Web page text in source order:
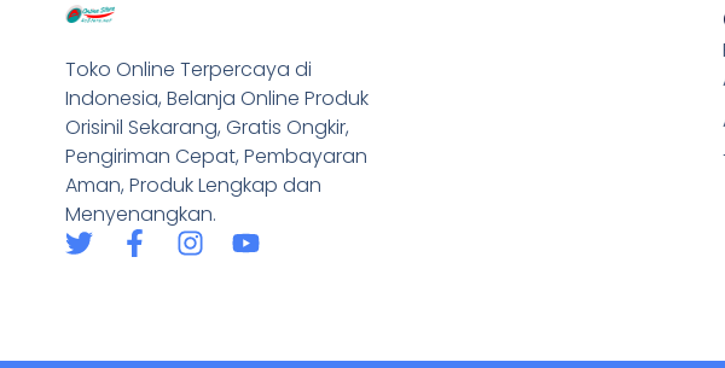
Toko Online Terpercaya di
Indonesia, Belanja Online Produk
Orisinil Sekarang, Gratis Ongkir,
Pengiriman Cepat, Pembayaran
Aman, Produk Lengkap dan
Menyenangkan.